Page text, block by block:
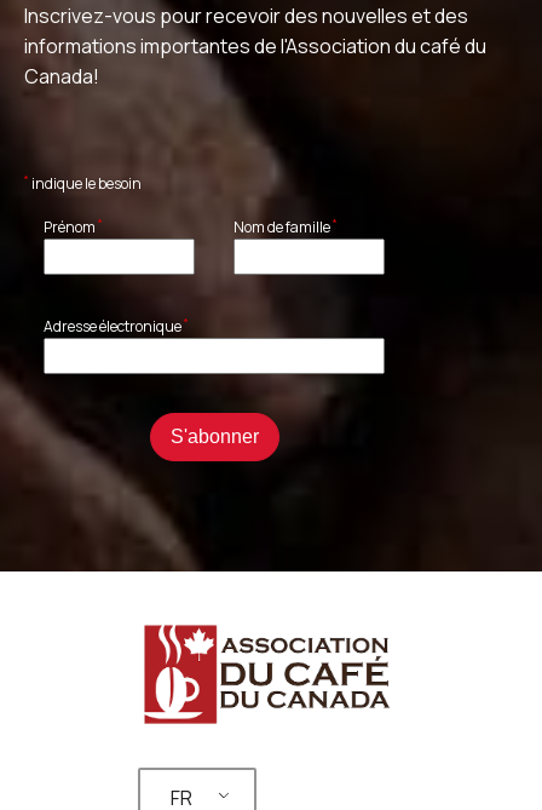
Inscrivez-vous pour recevoir des nouvelles et des
informations importantes de l'Association du café du
Canada!
* indique le besoin
Prénom * Nom de famille*
Adresse électronique*
FR